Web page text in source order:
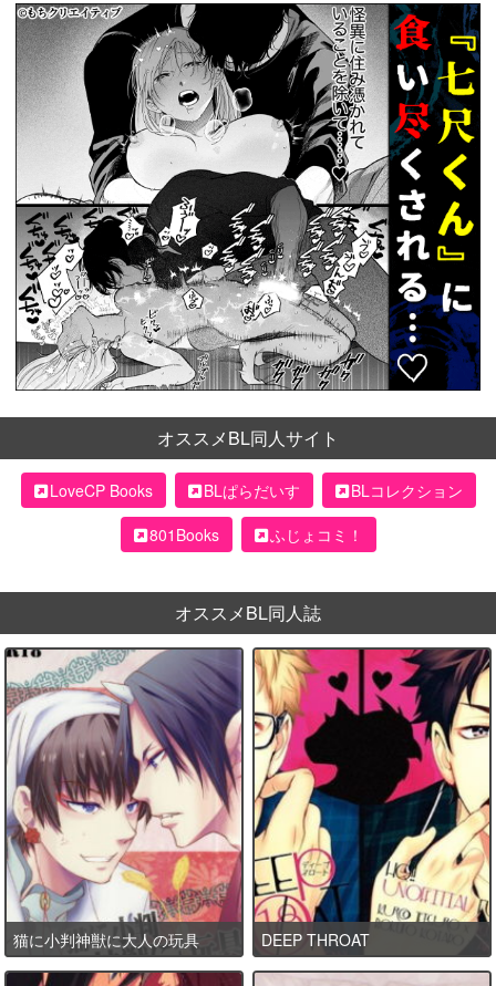
オススメBL同人サイト
LoveCP Books BLぱらだいす
BLコレクション
801Books
ふじょコミ！
オススメBL同人誌
猫に小判神獣に大人の玩具 DEEP THROAT